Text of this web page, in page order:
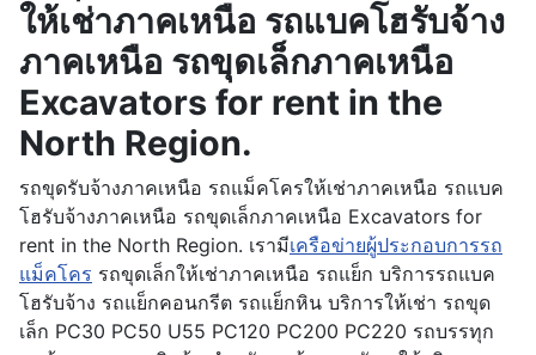
ให้เช่าภาคเหนือ รถแบคโฮรับจ้าง
ภาคเหนือ รถขุดเล็กภาคเหนือ
Excavators for rent in the
North Region.
รถขุดรับจ้างภาคเหนือ รถแม็คโครให้เช่าภาคเหนือ รถแบค
โฮรับจ้างภาคเหนือ รถขุดเล็กภาคเหนือ Excavators for
rent in the North Region. เรามีเครือข่ายผู้ประกอบการรถ
แม็คโคร รถขุดเล็กให้เช่าภาคเหนือ รถแย็ก บริการรถแบค
โฮรับจ้าง รถแย็กคอนกรีต รถแย็กหิน บริการให้เช่า รถขุด
เล็ก PC30 PC50 U55 PC120 PC200 PC220 รถบรรทุก